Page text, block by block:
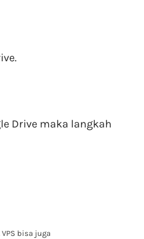
Drive maka langkah
bisa juga